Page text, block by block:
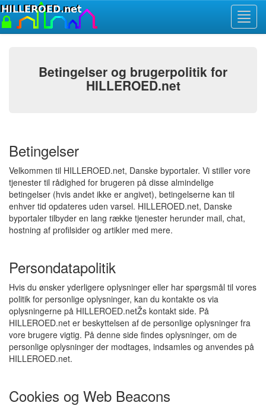
Betingelser og brugerpolitik for
HILLEROED.net
Betingelser
Velkommen til HILLEROED.net, Danske byportaler. Vi stiller vore
tjenester til rådighed for brugeren på disse almindelige
betingelser (hvis andet ikke er angivet), betingelserne kan til
enhver tid opdateres uden varsel. HILLEROED.net, Danske
byportaler tilbyder en lang række tjenester herunder mail, chat,
hostning af profilsider og artikler med mere.
Persondatapolitik
Hvis du ønsker yderligere oplysninger eller har spørgsmål til vores
politik for personlige oplysninger, kan du kontakte os via
oplysningerne på HILLEROED.netŽs kontakt side. På
HILLEROED.net er beskyttelsen af de personlige oplysninger fra
vore brugere vigtig. På denne side findes oplysninger, om de
personlige oplysninger der modtages, indsamles og anvendes på
HILLEROED.net.
Cookies og Web Beacons